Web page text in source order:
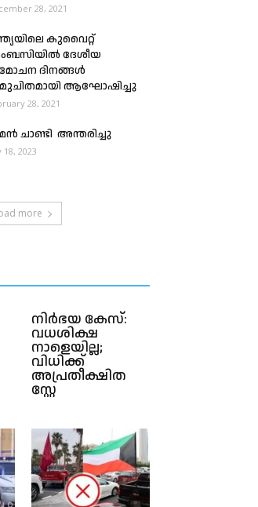
28, 2021
കുവൈറ്റ്
ദേശീയ
ദിനങ്ങൾ
ആഘോഷിച്ചു
28, 2021
ചാണ്ടി അന്തരിച്ചു
18, 2023
more
നിർഭയ കേസ്:
വധശിക്ഷ
നാളെയില്ല;
വിധിക്ക്
അപ്രതീക്ഷിത
സ്റ്റേ